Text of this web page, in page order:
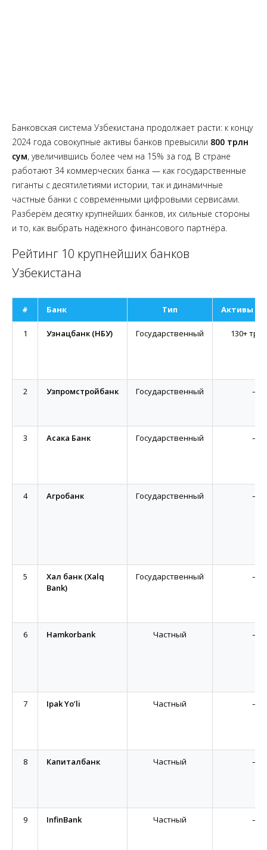
Банковская система Узбекистана продолжает расти: к концу
2024 года совокупные активы банков превысили 800 трлн
сум, увеличившись более чем на 15% за год. В стране
работают 34 коммерческих банка — как государственные
гиганты с десятилетиями истории, так и динамичные
частные банки с современными цифровыми сервисами.
Разберём десятку крупнейших банков, их сильные стороны
и то, как выбрать надёжного финансового партнёра.
Рейтинг 10 крупнейших банков
Узбекистана
# Банк Тип Активы
1 Узнацбанк (НБУ) Государственный 130+
2 Узпромстройбанк Государственный —
3 Асака Банк Государственный —
4 Агробанк Государственный —
5
Халқ банк (Xalq
Bank)
Государственный —
6 Hamkorbank Частный —
7 Ipak Yo’li Частный —
8 Капиталбанк Частный —
9 InfinBank Частный —